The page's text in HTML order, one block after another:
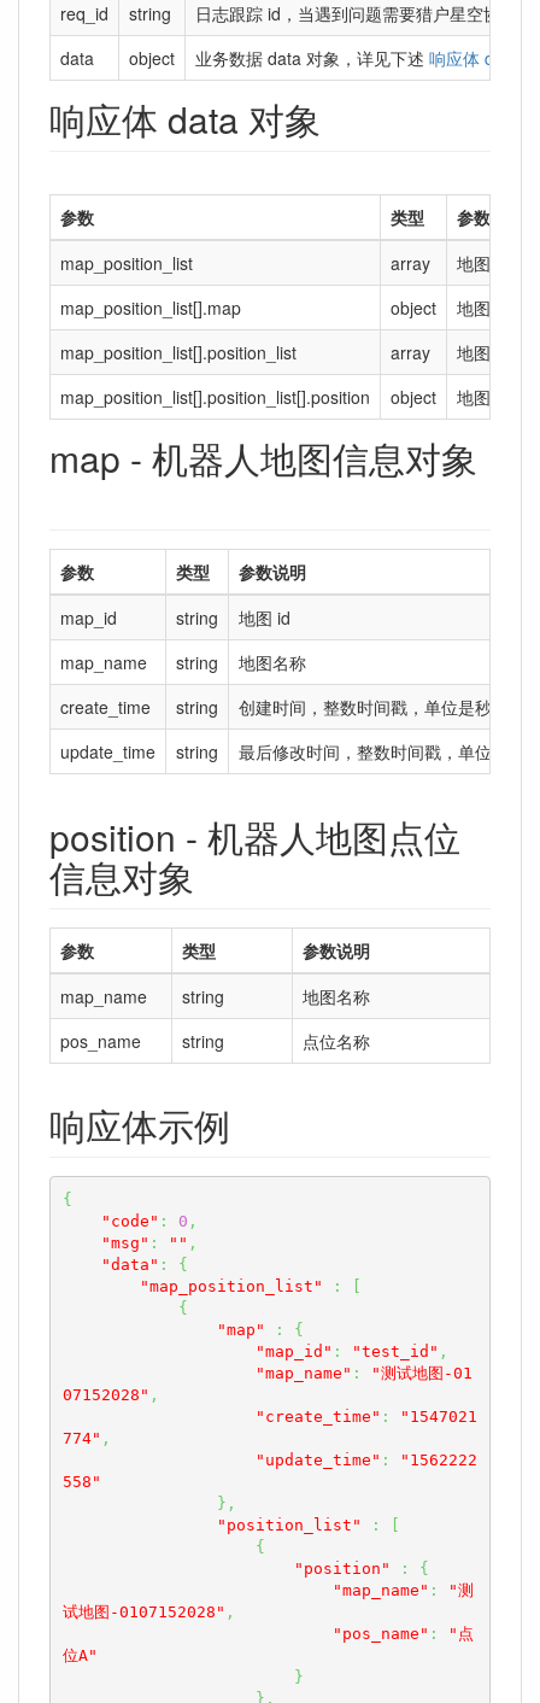
req_id
string
日志跟踪 id，当遇到问题需要猎户星空协助
data
object 业务数据 data 对象，详见下述 响应体 data
响应体 data 对象
参数 类型
参数说明
map_position_list
array
地图信息
map_position_list[].map
object
地图信息
map_position_list[].position_list
array
地图点位
map_position_list[].position_list[].position
object 地图点位
map - 机器人地图信息对象
参数 类型
参数说明
map_id
string
地图 id
map_name
string
地图名称
create_time
string
创建时间，整数时间戳，单位是秒。
update_time
string 最后修改时间，整数时间戳，单位是秒
position - 机器人地图点位
信息对象
参数 类型
参数说明
map_name
string
地图名称
pos_name
string 点位名称
响应体示例
{
"code" : 0 ,
"msg" : "" ,
"data" :
{
"map_position_list"
:
[
{
"map"
:
{
"map_id" : "test_id" ,
"map_name" :
"测试地图-01
07152028" ,
"create_time" :
"1547021
774" ,
"update_time" :
"1562222
558"
} ,
"position_list"
:
[
{
"position"
:
{
"map_name" :
"测
试地图-0107152028" ,
"pos_name" :
"点
位A"
}
} ,